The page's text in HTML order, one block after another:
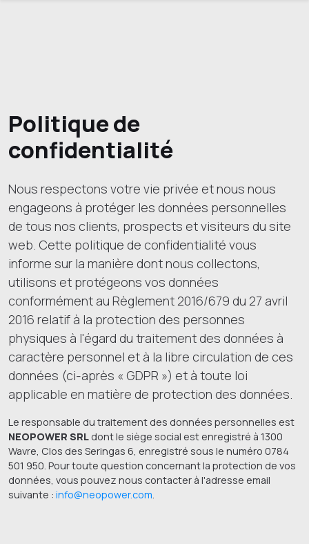
Politique de
confidentialité
Nous respectons votre vie privée et nous nous
engageons à protéger les données personnelles
de tous nos clients, prospects et visiteurs du site
web. Cette politique de confidentialité vous
informe sur la manière dont nous collectons,
utilisons et protégeons vos données
conformément au Règlement 2016/679 du 27 avril
2016 relatif à la protection des personnes
physiques à l'égard du traitement des données à
caractère personnel et à la libre circulation de ces
données (ci-après « GDPR ») et à toute loi
applicable en matière de protection des données.
Le responsable du traitement des données personnelles est
NEOPOWER SRL dont le siège social est enregistré à 1300
Wavre, Clos des Seringas 6, enregistré sous le numéro 0784
501 950. Pour toute question concernant la protection de vos
données, vous pouvez nous contacter à l'adresse email
suivante : info@neopower.com.